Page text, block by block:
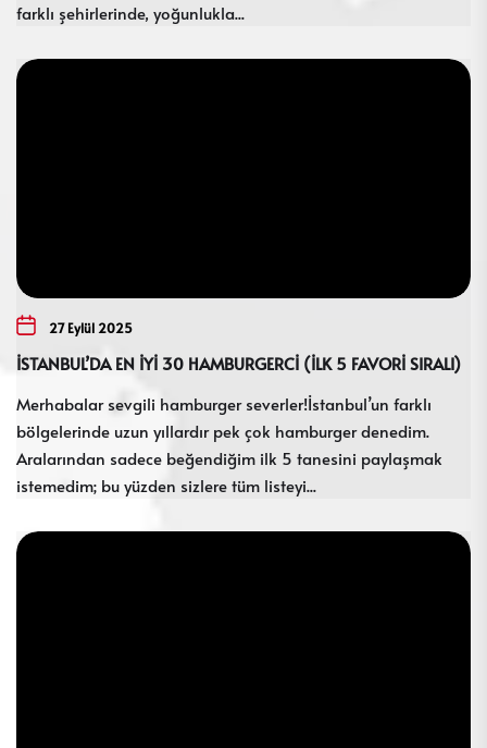
farklı şehirlerinde, yoğunlukla...
27 Eylül 2025
İSTANBUL’DA EN İYİ 30 HAMBURGERCİ (İLK 5 FAVORİ SIRALI)
Merhabalar sevgili hamburger severler!İstanbul’un farklı
bölgelerinde uzun yıllardır pek çok hamburger denedim.
Aralarından sadece beğendiğim ilk 5 tanesini paylaşmak
istemedim; bu yüzden sizlere tüm listeyi...